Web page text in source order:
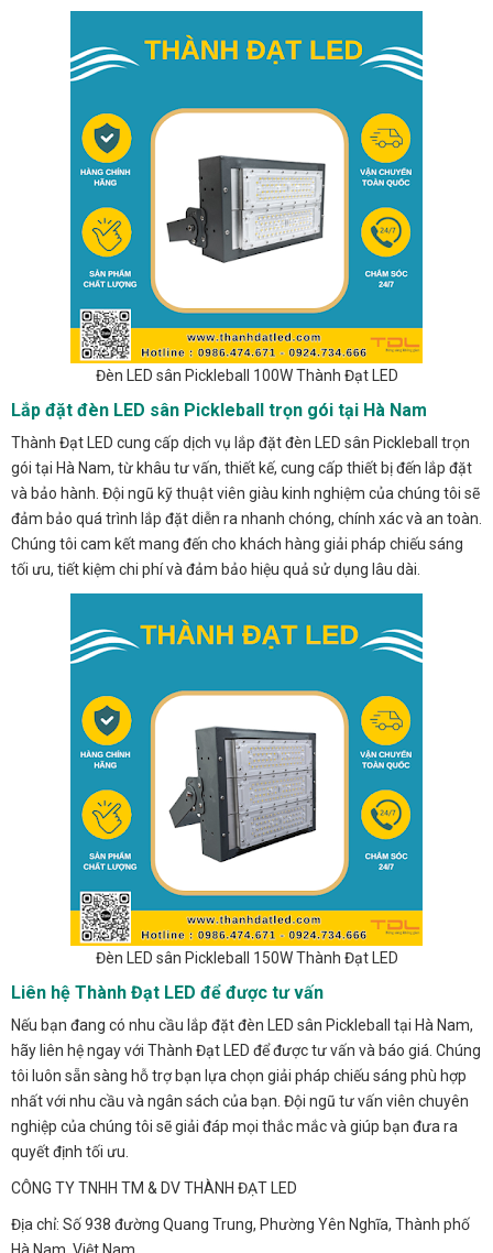
Đèn LED sân Pickleball 100W Thành Đạt LED
Lắp đặt đèn LED sân Pickleball trọn gói tại Hà Nam
Thành Đạt LED cung cấp dịch vụ lắp đặt đèn LED sân Pickleball trọn
gói tại Hà Nam, từ khâu tư vấn, thiết kế, cung cấp thiết bị đến lắp đặt
và bảo hành. Đội ngũ kỹ thuật viên giàu kinh nghiệm của chúng tôi sẽ
đảm bảo quá trình lắp đặt diễn ra nhanh chóng, chính xác và an toàn.
Chúng tôi cam kết mang đến cho khách hàng giải pháp chiếu sáng
tối ưu, tiết kiệm chi phí và đảm bảo hiệu quả sử dụng lâu dài.
Đèn LED sân Pickleball 150W Thành Đạt LED
Liên hệ Thành Đạt LED để được tư vấn
Nếu bạn đang có nhu cầu lắp đặt đèn LED sân Pickleball tại Hà Nam,
hãy liên hệ ngay với Thành Đạt LED để được tư vấn và báo giá. Chúng
tôi luôn sẵn sàng hỗ trợ bạn lựa chọn giải pháp chiếu sáng phù hợp
nhất với nhu cầu và ngân sách của bạn. Đội ngũ tư vấn viên chuyên
nghiệp của chúng tôi sẽ giải đáp mọi thắc mắc và giúp bạn đưa ra
quyết định tối ưu.
CÔNG TY TNHH TM & DV THÀNH ĐẠT LED
Địa chỉ: Số 938 đường Quang Trung, Phường Yên Nghĩa, Thành phố
Hà Nam, Việt Nam.